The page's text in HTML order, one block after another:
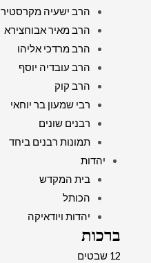
הרב ישעיה מקרסטיר
הרב מאיר אבוחצירא
הרב מרדכי אליהו
הרב עובדיה יוסף
הרב קוק
רבי שמעון בר יוחאי
רבנים שונים
תמונות רבנים ביחד
יהדות
בית המקדש
הכותל
יהדות ויודאיקה
ברכות
12 שבטים